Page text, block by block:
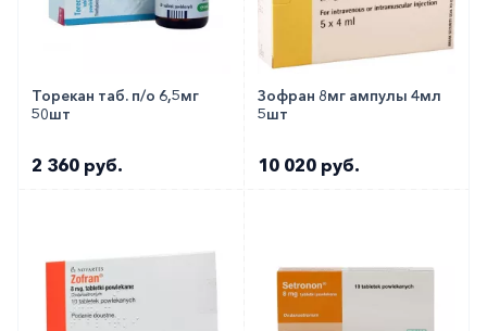
Торекан таб. п/о 6,5мг
50шт
2 360 руб.
Зофран 8мг ампулы 4мл
5шт
10 020 руб.